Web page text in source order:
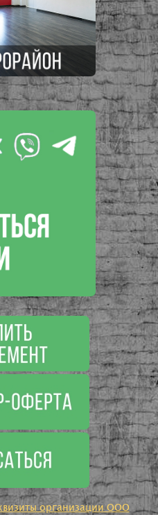
организации ООО